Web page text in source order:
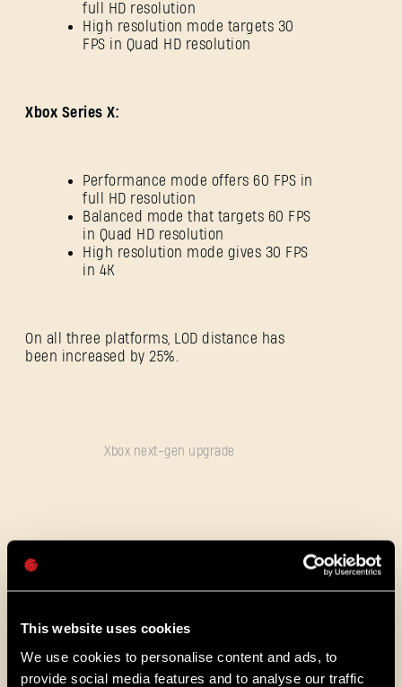
This website uses cookies
We use cookies to personalise content and ads, to
provide social media features and to analyse our traffic
full HD resolution
High resolution mode targets 30
FPS in Quad HD resolution
Xbox Series X:
Performance mode offers 60 FPS in
full HD resolution
Balanced mode that targets 60 FPS
in Quad HD resolution
High resolution mode gives 30 FPS
in 4K
On all three platforms, LOD distance has
been increased by 25%.
Xbox next-gen upgrade
ALL THE NEWS
NOTES
DE
PATCH
(1.29)
SE CONNECTER